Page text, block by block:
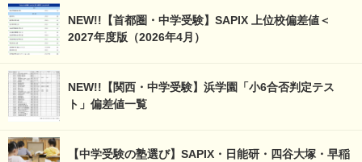
NEW!!【首都圏・中学受験】SAPIX 上位校偏差値＜
2027年度版（2026年4月）
NEW!!【関西・中学受験】浜学園「小6合否判定テス
ト」偏差値一覧
【中学受験の塾選び】SAPIX・日能研・四谷大塚・早稲